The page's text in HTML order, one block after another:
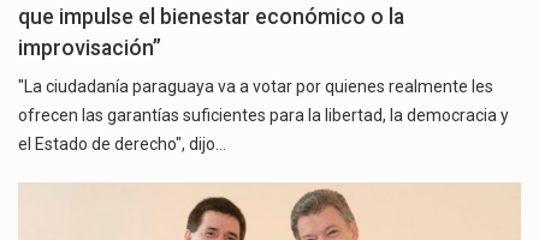
que impulse el bienestar económico o la
improvisación”
"La ciudadanía paraguaya va a votar por quienes realmente les
ofrecen las garantías suficientes para la libertad, la democracia y
el Estado de derecho", dijo…